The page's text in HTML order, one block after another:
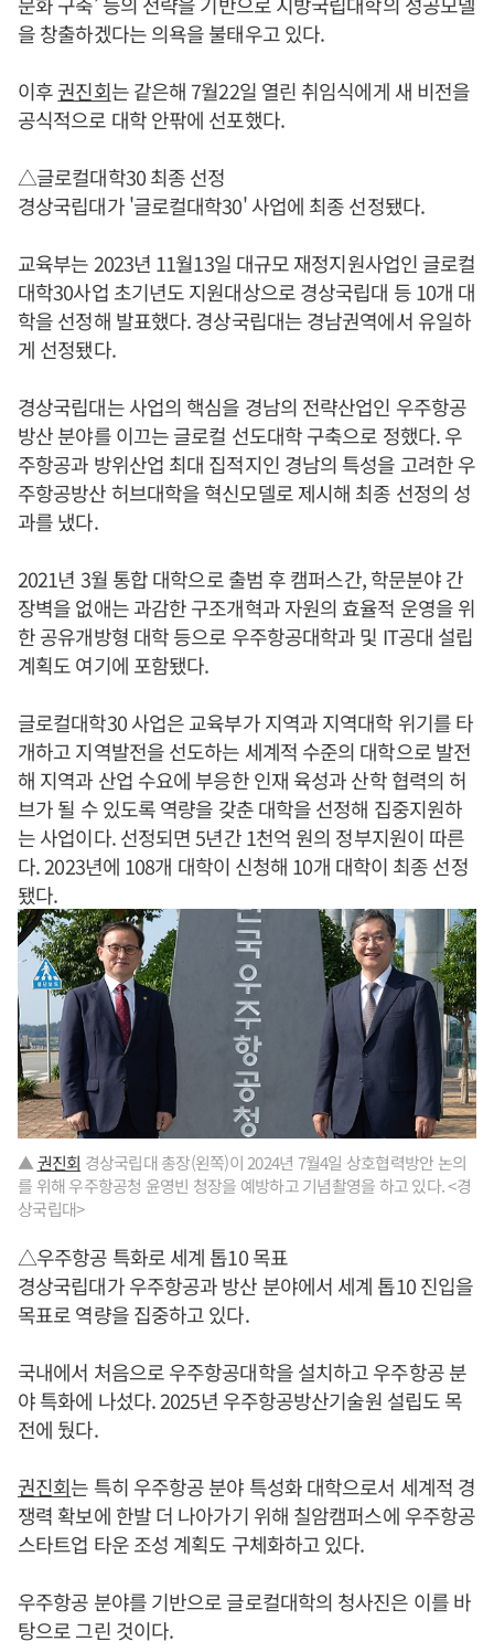
을 창출하겠다는 의욕을 불태우고 있다.
이후권진회는 같은해 7월22일 열린 취임식에게 새 비전을
공식적으로 대학 안팎에 선포했다.
△글로컬대학30 최종 선정
경상국립대가 '글로컬대학30' 사업에 최종 선정됐다.
교육부는 2023년 11월13일 대규모 재정지원사업인 글로컬
대학30사업 초기년도 지원대상으로 경상국립대 등 10개 대
학을 선정해 발표했다. 경상국립대는 경남권역에서 유일하
게 선정됐다.
경상국립대는 사업의 핵심을 경남의 전략산업인 우주항공
방산 분야를 이끄는 글로컬 선도대학 구축으로 정했다. 우
주항공과 방위산업 최대 집적지인 경남의 특성을 고려한 우
주항공방산 허브대학을 혁신모델로 제시해 최종 선정의 성
과를 냈다.
2021년 3월 통합 대학으로 출범 후 캠퍼스간, 학문분야 간
장벽을 없애는 과감한 구조개혁과 자원의 효율적 운영을 위
한 공유개방형 대학 등으로 우주항공대학과 및 IT공대 설립
계획도 여기에 포함됐다.
글로컬대학30 사업은 교육부가 지역과 지역대학 위기를 타
개하고 지역발전을 선도하는 세계적 수준의 대학으로 발전
해 지역과 산업 수요에 부응한 인재 육성과 산학 협력의 허
브가 될 수 있도록 역량을 갖춘 대학을 선정해 집중지원하
는 사업이다. 선정되면 5년간 1천억 원의 정부지원이 따른
다. 2023년에 108개 대학이 신청해 10개 대학이 최종 선정
됐다.
▲권진회 경상국립대 총장(왼쪽)이 2024년 7월4일 상호협력방안 논의
를 위해 우주항공청 윤영빈 청장을 예방하고 기념촬영을 하고 있다. <경
상국립대>
△우주항공 특화로 세계 톱10 목표
경상국립대가 우주항공과 방산 분야에서 세계 톱10 진입을
목표로 역량을 집중하고 있다.
국내에서 처음으로 우주항공대학을 설치하고 우주항공 분
야 특화에 나섰다. 2025년 우주항공방산기술원 설립도 목
전에 뒀다.
권진회는 특히 우주항공 분야 특성화 대학으로서 세계적 경
쟁력 확보에 한발 더 나아가기 위해 칠암캠퍼스에 우주항공
스타트업 타운 조성 계획도 구체화하고 있다.
우주항공 분야를 기반으로 글로컬대학의 청사진은 이를 바
탕으로 그린 것이다.